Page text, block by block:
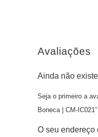
Avaliações
Ainda não
Seja o primeiro a
Boneca | CM-IC021”
O seu endereço